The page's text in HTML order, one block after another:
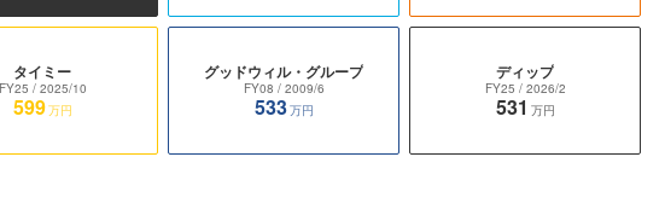
タイミー
FY25 / 2025/10
599万円
グッドウィル・グループ
FY08 / 2009/6
533万円
ディップ
FY25 / 2026/2
531 万円